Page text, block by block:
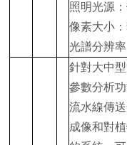
照明光源
像素大小
光譜分辨
針對大中
參數分析
流水線傳
成像和對